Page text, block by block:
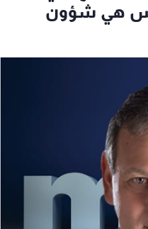
هي شؤون
فن